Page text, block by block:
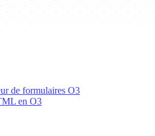
de formulaires O3
en O3